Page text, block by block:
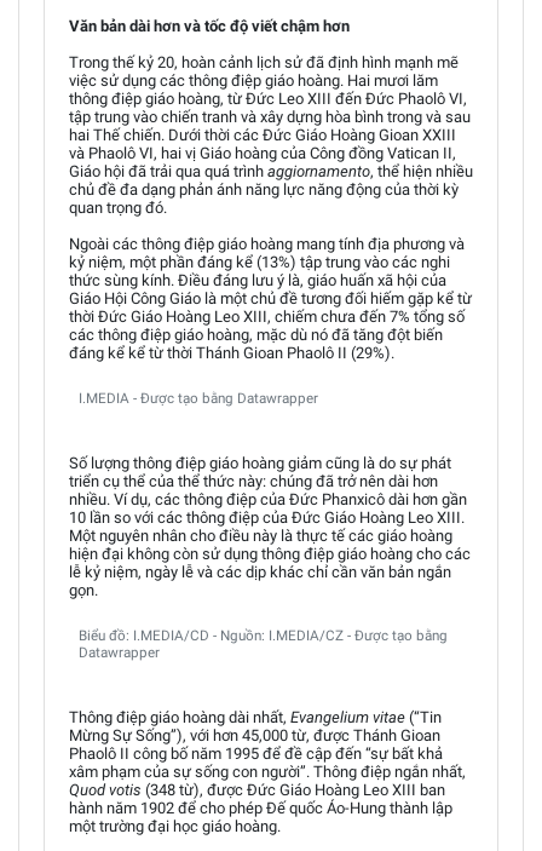
Văn bản dài hơn và tốc độ viết chậm hơn
Trong thế kỷ 20, hoàn cảnh lịch sử đã định hình mạnh mẽ
việc sử dụng các thông điệp giáo hoàng. Hai mươi lăm
thông điệp giáo hoàng, từ Đức Leo XIII đến Đức Phaolô VI,
tập trung vào chiến tranh và xây dựng hòa bình trong và sau
hai Thế chiến. Dưới thời các Đức Giáo Hoàng Gioan XXIII
và Phaolô VI, hai vị Giáo hoàng của Công đồng Vatican II,
Giáo hội đã trải qua quá trình aggiornamento, thể hiện nhiều
chủ đề đa dạng phản ánh năng lực năng động của thời kỳ
quan trọng đó.
Ngoài các thông điệp giáo hoàng mang tính địa phương và
kỷ niệm, một phần đáng kể (13%) tập trung vào các nghi
thức sùng kính. Điều đáng lưu ý là, giáo huấn xã hội của
Giáo Hội Công Giáo là một chủ đề tương đối hiếm gặp kể từ
thời Đức Giáo Hoàng Leo XIII, chiếm chưa đến 7% tổng số
các thông điệp giáo hoàng, mặc dù nó đã tăng đột biến
đáng kể kể từ thời Thánh Gioan Phaolô II (29%).
I.MEDIA - Được tạo bằng Datawrapper
Số lượng thông điệp giáo hoàng giảm cũng là do sự phát
triển cụ thể của thể thức này: chúng đã trở nên dài hơn
nhiều. Ví dụ, các thông điệp của Đức Phanxicô dài hơn gần
10 lần so với các thông điệp của Đức Giáo Hoàng Leo XIII.
Một nguyên nhân cho điều này là thực tế các giáo hoàng
hiện đại không còn sử dụng thông điệp giáo hoàng cho các
lễ kỷ niệm, ngày lễ và các dịp khác chỉ cần văn bản ngắn
gọn.
Biểu đồ: I.MEDIA/CD - Nguồn: I.MEDIA/CZ - Được tạo bằng
Datawrapper
Thông điệp giáo hoàng dài nhất, Evangelium vitae (“Tin
Mừng Sự Sống”), với hơn 45,000 từ, được Thánh Gioan
Phaolô II công bố năm 1995 để đề cập đến “sự bất khả
xâm phạm của sự sống con người”. Thông điệp ngắn nhất,
Quod votis (348 từ), được Đức Giáo Hoàng Leo XIII ban
hành năm 1902 để cho phép Đế quốc Áo-Hung thành lập
một trường đại học giáo hoàng.